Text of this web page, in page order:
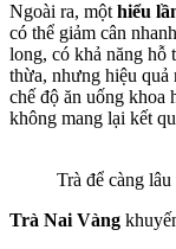
Ngoài ra, mộthiểu
có thể giảm cân
long, có khả năng hỗ
thừa, nhưng hiệu
chế độ ăn uống khoa
không mang lại kết
Trà để càng
Trà Nai Vàng